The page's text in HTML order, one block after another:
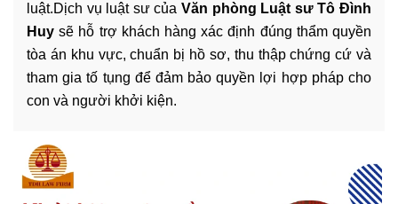
luật.Dịch vụ luật sư của Văn phòng Luật sư Tô Đình
Huy sẽ hỗ trợ khách hàng xác định đúng thẩm quyền
tòa án khu vực, chuẩn bị hồ sơ, thu thập chứng cứ và
tham gia tố tụng để đảm bảo quyền lợi hợp pháp cho
con và người khởi kiện.